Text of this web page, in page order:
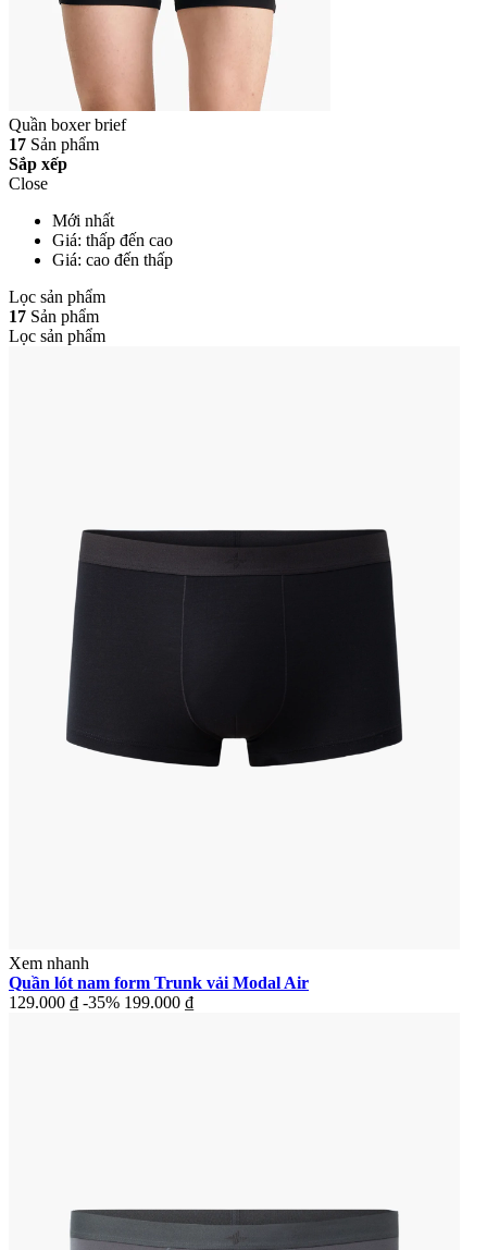
Quần boxer brief
17 Sản phẩm
Sắp xếp
Close
Mới nhất
Giá: thấp đến cao
Giá: cao đến thấp
Lọc sản phẩm
17 Sản phẩm
Lọc sản phẩm
Xem nhanh
Quần lót nam form Trunk vải Modal Air
129.000 ₫ -35% 199.000 ₫